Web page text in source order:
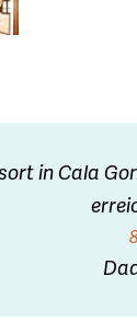
in Cala